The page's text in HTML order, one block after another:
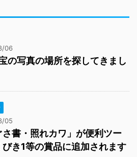
06
の写真の場所を探してきまし
05
さ書・照れカワ」が便利ツー
びき1等の賞品に追加されます